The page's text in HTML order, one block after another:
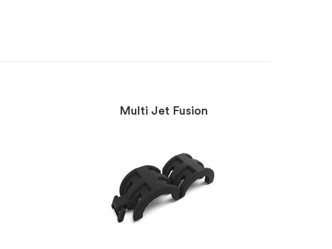
Multi Jet Fusion